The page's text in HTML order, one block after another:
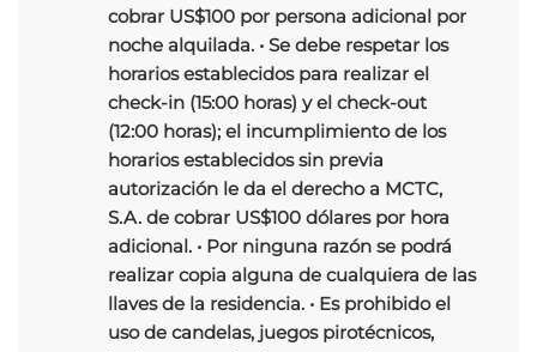
cobrar US$100 por persona adicional por
noche alquilada. • Se debe respetar los
horarios establecidos para realizar el
check-in (15:00 horas) y el check-out
(12:00 horas); el incumplimiento de los
horarios establecidos sin previa
autorización le da el derecho a MCTC,
S.A. de cobrar US$100 dólares por hora
adicional. • Por ninguna razón se podrá
realizar copia alguna de cualquiera de las
llaves de la residencia. • Es prohibido el
uso de candelas, juegos pirotécnicos,